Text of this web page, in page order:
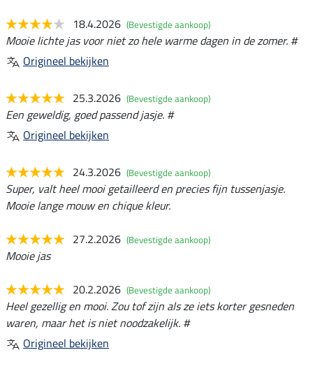
18.4.2026 (Bevestigde aankoop)
Mooie lichte jas voor niet zo hele warme dagen in de zomer. #
Origineel bekijken
25.3.2026 (Bevestigde aankoop)
Een geweldig, goed passend jasje. #
Origineel bekijken
24.3.2026 (Bevestigde aankoop)
Super, valt heel mooi getailleerd en precies fijn tussenjasje.
Mooie lange mouw en chique kleur.
27.2.2026 (Bevestigde aankoop)
Mooie jas
20.2.2026 (Bevestigde aankoop)
Heel gezellig en mooi. Zou tof zijn als ze iets korter gesneden
waren, maar het is niet noodzakelijk. #
Origineel bekijken